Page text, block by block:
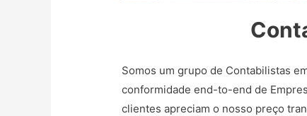
Somos um grupo de Contabilistas
conformidade end-to-end de
clientes apreciam o nosso preço